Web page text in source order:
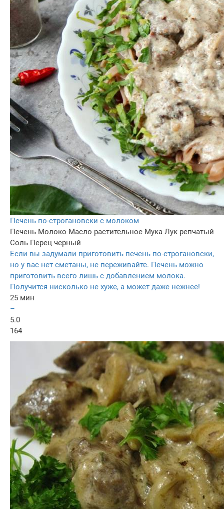
Печень по-строгановски с молоком
Печень Молоко Масло растительное Мука Лук репчатый
Соль Перец черный
Если вы задумали приготовить печень по-строгановски,
но у вас нет сметаны, не переживайте. Печень можно
приготовить всего лишь с добавлением молока.
Получится нисколько не хуже, а может даже нежнее!
25 мин
–
5.0
164